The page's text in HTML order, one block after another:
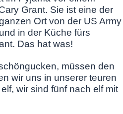
Grant. Sie ist eine der
Ort von der US Army
in der Küche fürs
Das hat was!
müssen den
wir uns in unserer teuren
wir sind fünf nach elf mit